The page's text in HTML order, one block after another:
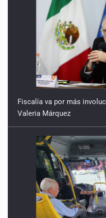
Fiscalía va por más
Valeria Márquez